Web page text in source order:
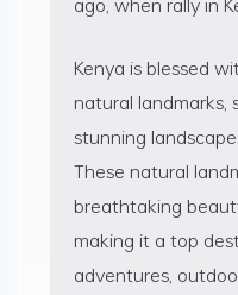
Kenya is blessed
natural landmarks,
stunning
These natural
breathtaking
making it a top
adventures,